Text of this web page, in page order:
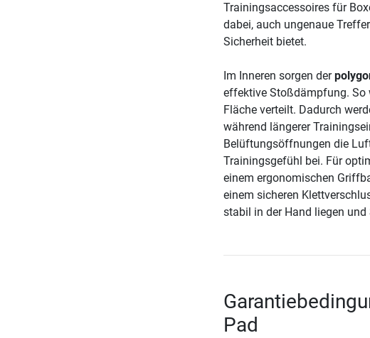
Trainingsaccessoires für
dabei, auch ungenaue
Sicherheit bietet.
Im Inneren sorgen der
effektive Stoßdämpfung. So
Fläche verteilt. Dadurch
während längerer
Belüftungsöffnungen die
Trainingsgefühl bei. Für
einem ergonomischen
einem sicheren
stabil in der Hand liegen
Pad